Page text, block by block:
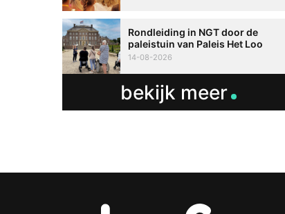
Rondleiding in NGT door de
paleistuin van Paleis Het Loo
14-08-2026
bekijk meer